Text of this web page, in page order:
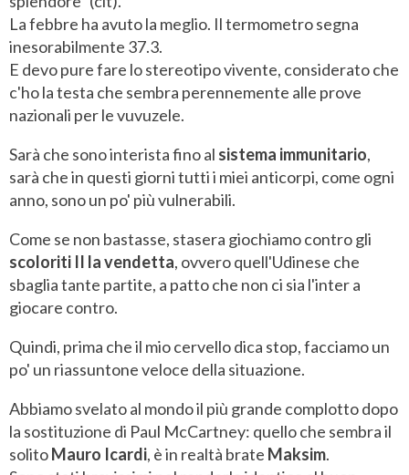
La febbre ha avuto la meglio. Il termometro segna
inesorabilmente 37.3.
E devo pure fare lo stereotipo vivente, considerato che
c'ho la testa che sembra perennemente alle prove
nazionali per le vuvuzele.
Sarà che sono interista fino al sistema immunitario,
sarà che in questi giorni tutti i miei anticorpi, come ogni
anno, sono un po' più vulnerabili.
Come se non bastasse, stasera giochiamo contro gli
scoloriti II la vendetta, ovvero quell'Udinese che
sbaglia tante partite, a patto che non ci sia l'inter a
giocare contro.
Quindi, prima che il mio cervello dica stop, facciamo un
po' un riassuntone veloce della situazione.
Abbiamo svelato al mondo il più grande complotto dopo
la sostituzione di Paul McCartney: quello che sembra il
solitoMauro Icardi, è in realtà brate Maksim.